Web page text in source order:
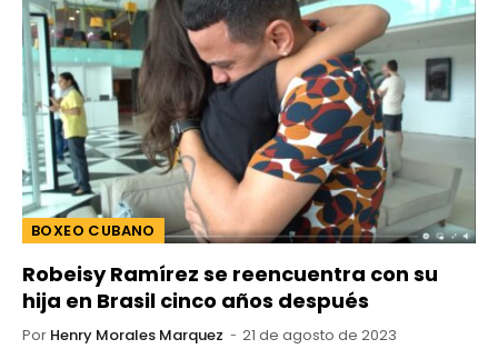
BOXEO CUBANO
Robeisy Ramírez se reencuentra con su
hija en Brasil cinco años después
Por Henry Morales Marquez 21 de agosto de 2023